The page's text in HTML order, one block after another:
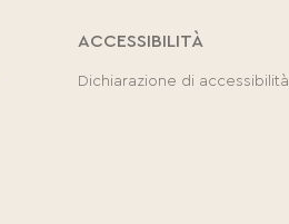
ACCESSIBILITÀ
Dichiarazione di accessibilità